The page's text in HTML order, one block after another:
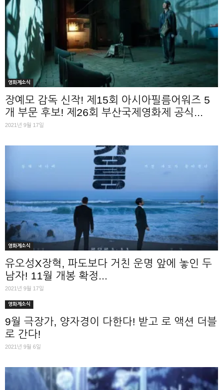
영화계소식
장예모 감독 신작! 제15회 아시아필름어워즈 5
개 부문 후보! 제26회 부산국제영화제 공식...
2021년 9월 17일
영화계소식
유오성X장혁, 파도보다 거친 운명 앞에 놓인 두
남자! 11월 개봉 확정...
2021년 9월 17일
영화계소식
9월 극장가, 양자경이 다한다! 받고 로 액션 더블
로 간다!
2021년 9월 6일